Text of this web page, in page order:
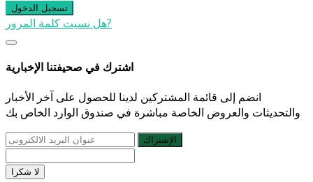
تسجيل الدخول
هل نسيت كلمة المرور?
اشترك في صحيفتنا الإخبارية
انضم إلى قائمة المشتركين لدينا للحصول على آخر الأخبار
والتحديثات والعروض الخاصة مباشرة في صندوق الوارد الخاص بك
الإشتراك
لا شكرا